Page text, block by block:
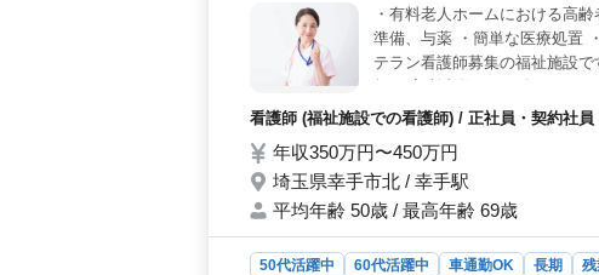
・有料老人ホームにおける高
準備、与薬 ・簡単な医療処置
テラン看護師募集の福祉施設
無し 入所者数：７８名 ＊スタ
看護師 (福祉施設での看護師) / 正社員・契約社
年収350万円〜450万円
埼玉県幸手市北 / 幸手駅
平均年齢 50歳 / 最高年齢 69歳
50代活躍中 60代活躍中 車通勤OK 長期